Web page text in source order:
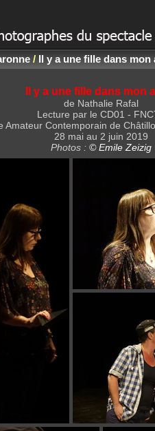
/ Il y a une fille dans mon
Il y a une fille dans mon
de Nathalie Rafal
Lecture par le CD01 -
Amateur Contemporain de
28 mai au 2 juin 2019
Photos : © Emile Zeizig